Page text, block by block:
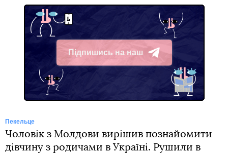
Підпишись на наш
Telegram
Пекельце
Чоловік з Молдови вирішив познайомити
дівчину з родичами в Україні. Рушили в